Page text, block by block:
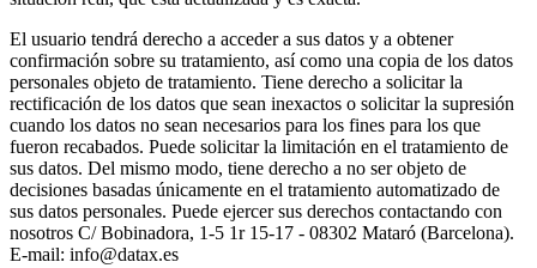
El usuario tendrá derecho a acceder a sus datos y a obtener
confirmación sobre su tratamiento, así como una copia de los datos
personales objeto de tratamiento. Tiene derecho a solicitar la
rectificación de los datos que sean inexactos o solicitar la supresión
cuando los datos no sean necesarios para los fines para los que
fueron recabados. Puede solicitar la limitación en el tratamiento de
sus datos. Del mismo modo, tiene derecho a no ser objeto de
decisiones basadas únicamente en el tratamiento automatizado de
sus datos personales. Puede ejercer sus derechos contactando con
nosotros C/ Bobinadora, 1-5 1r 15-17 - 08302 Mataró (Barcelona).
E-mail: info@datax.es